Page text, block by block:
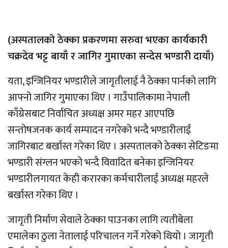
‌(अस्पतालको ठेक्का प्रकरणमा सरुवा भएका कार्यकारी
चक्रदेव भट्ट बायाँ र जागिर गुमाएका सन्देस भण्डारी दायाँ)
यता, इन्जिनियर भण्डारीले जागृतीलाई नै ठेक्का पार्नको लागि
आफ्नो जागिर गुमाएका थिए । गाउँपालिकामा नेपाली
काँग्रेसबाटनिर्वाचित अध्यक्ष अमर महर आएपछि
सन्तोषजनक कार्य सम्पादन नगरेको भन्दै भण्डारीलाई
जागिरबाट बर्खास्त गरेका थिए । अस्पतालको ठेक्कासेटिङमा
भण्डारीसंग्लनभएको भन्दै विवादित बनेका इन्जिनियर
भण्डारीलगायत केही करारका कर्मचारीलाई अध्यक्ष महरले
बर्खास्त गरेका थिए ।
जागृती निर्माण सेवाले ठेक्का पाउनका लागित्यतीबेला
एमालेकाठुलानेतालाई परिचालन गर्ने गरेको थियो । जागृती